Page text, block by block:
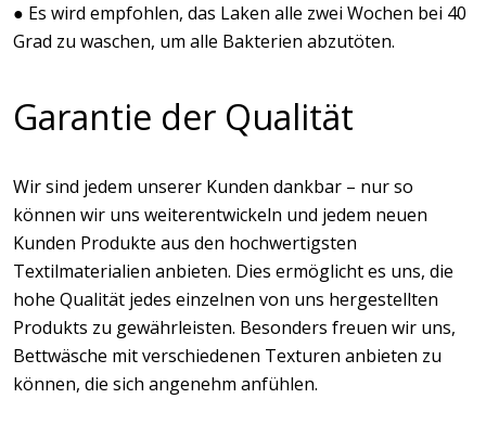
● Es wird empfohlen, das Laken alle zwei Wochen bei 40
Grad zu waschen, um alle Bakterien abzutöten.
Garantie der Qualität
Wir sind jedem unserer Kunden dankbar – nur so
können wir uns weiterentwickeln und jedem neuen
Kunden Produkte aus den hochwertigsten
Textilmaterialien anbieten. Dies ermöglicht es uns, die
hohe Qualität jedes einzelnen von uns hergestellten
Produkts zu gewährleisten. Besonders freuen wir uns,
Bettwäsche mit verschiedenen Texturen anbieten zu
können, die sich angenehm anfühlen.